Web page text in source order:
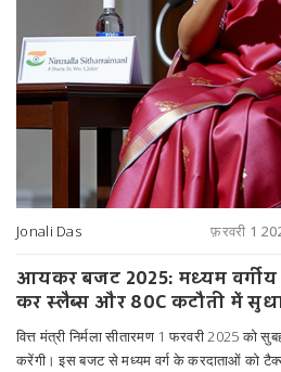
Jonali Das फ़रवरी 1
आयकर बजट 2025: मध्यम
कर स्लैब्स और 80C कटौती में
वित्त मंत्री निर्मला सीतारमण 1 फरवरी 2025 को
करेंगी। इस बजट से मध्यम वर्ग के करदाताओं को